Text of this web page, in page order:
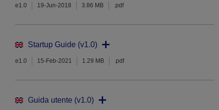
e1.0 19-Jun-2018 3.86 MB .pdf
Startup Guide (v1.0)
e1.0 15-Feb-2021 1.29 MB .pdf
Guida utente (v1.0)